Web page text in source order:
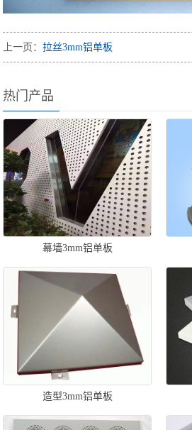
上一页：拉丝3mm铝单板
热门产品
幕墙3mm铝单板
造型3mm铝单板